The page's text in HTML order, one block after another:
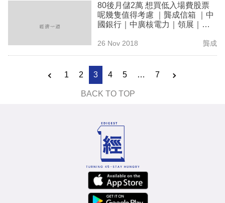
80後月儲2萬 想買低入場費股票
呢幾隻值得考慮 ｜龔成信箱 ｜中
國銀行｜中廣核電力｜領展｜盈
26 Nov 2018 龔成
1 2 3 4 5 … 7
BACK TO TOP